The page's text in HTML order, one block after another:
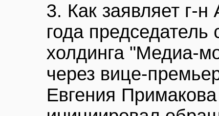
3. Как заявляет г-
года председатель
холдинга "Медиа-
через вице-
Евгения